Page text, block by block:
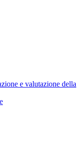
e valutazione della